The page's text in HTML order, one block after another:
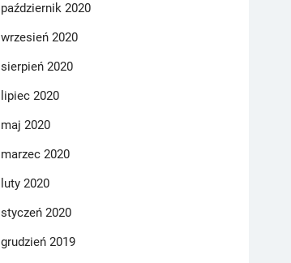
październik 2020
wrzesień 2020
sierpień 2020
lipiec 2020
maj 2020
marzec 2020
luty 2020
styczeń 2020
grudzień 2019